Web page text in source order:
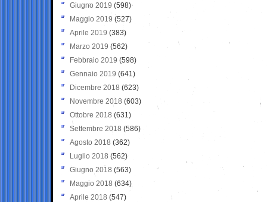
Giugno 2019 (598)
Maggio 2019 (527)
Aprile 2019 (383)
Marzo 2019 (562)
Febbraio 2019 (598)
Gennaio 2019 (641)
Dicembre 2018 (623)
Novembre 2018 (603)
Ottobre 2018 (631)
Settembre 2018 (586)
Agosto 2018 (362)
Luglio 2018 (562)
Giugno 2018 (563)
Maggio 2018 (634)
Aprile 2018 (547)